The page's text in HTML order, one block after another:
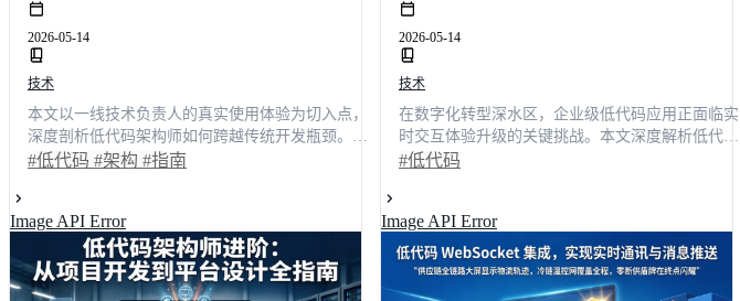
2026-05-14
技术
本文以一线技术负责人的真实使用体验为切入点，
深度剖析低代码架构师如何跨越传统开发瓶颈。通
过对比传统编码与可视化搭建的效能差异，揭示效
构演进，为技术决策者提供一套可复用的低代码开
发实战指南，助力企业实现数字化转型的平滑过渡
与体验升级。
#低代码 #架构 #指南
Image API Error
2026-05-14
技术
在数字化转型深水区，企业级低代码应用正面临实
时交互体验升级的关键挑战。本文深度解析低代码
环境下WebSocket集成的技术原理与架构实践，结合
42%。文章通过对比明道云、简道云等主流平台的
能力差异，提供从连接管理、状态同步到高并发优
化的完整实施路径，助力技术决策者快速构建高可
用、可扩展的实时通讯底座，全面释放业务敏捷
#低代码
Image API Error